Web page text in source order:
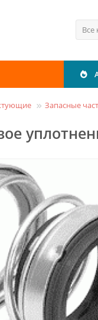
Все
Запасные